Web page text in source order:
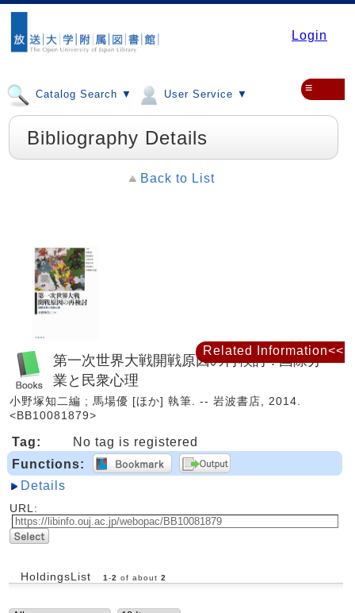
Login
Catalog Search ▼ User Service ▼ ≡
Bibliography Details
Back to List
第一次世界大戦開戦原因の再検討 : 国際分
業と民衆心理
小野塚知二編 ; 馬場優 [ほか] 執筆. -- 岩波書店, 2014.
<BB10081879>
Tag:
No tag is registered
Functions:
Details
URL:
HoldingsList 1 -2 of about 2
Related Information<<